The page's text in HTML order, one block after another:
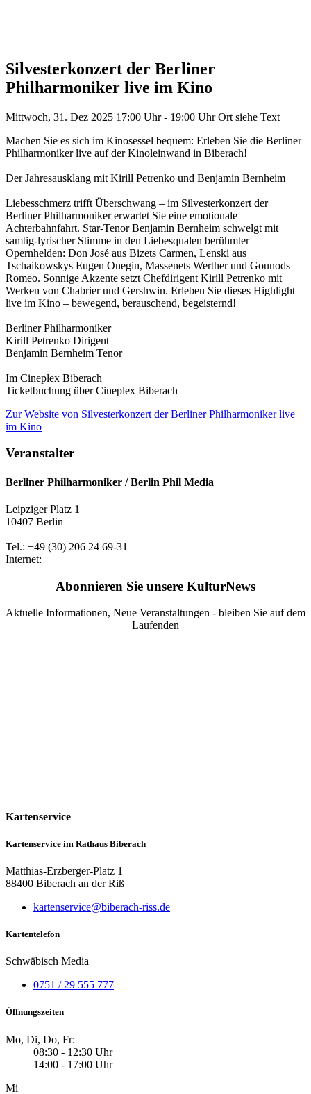
Silvesterkonzert der Berliner
Philharmoniker live im Kino
Mittwoch, 31. Dez 2025 17:00 Uhr - 19:00 Uhr Ort siehe Text
Machen Sie es sich im Kinosessel bequem: Erleben Sie die Berliner
Philharmoniker live auf der Kinoleinwand in Biberach!
Der Jahresausklang mit Kirill Petrenko und Benjamin Bernheim
Liebesschmerz trifft Überschwang – im Silvesterkonzert der
Berliner Philharmoniker erwartet Sie eine emotionale
Achterbahnfahrt. Star-Tenor Benjamin Bernheim schwelgt mit
samtig-lyrischer Stimme in den Liebesqualen berühmter
Opernhelden: Don José aus Bizets Carmen, Lenski aus
Tschaikowskys Eugen Onegin, Massenets Werther und Gounods
Romeo. Sonnige Akzente setzt Chefdirigent Kirill Petrenko mit
Werken von Chabrier und Gershwin. Erleben Sie dieses Highlight
live im Kino – bewegend, berauschend, begeisternd!
Berliner Philharmoniker
Kirill Petrenko Dirigent
Benjamin Bernheim Tenor
Im Cineplex Biberach
Ticketbuchung über Cineplex Biberach
Zur Website von Silvesterkonzert der Berliner Philharmoniker live
im Kino
Veranstalter
Berliner Philharmoniker / Berlin Phil Media
Leipziger Platz 1
10407 Berlin
Tel.: +49 (30) 206 24 69-31
Internet:
Abonnieren Sie unsere KulturNews
Aktuelle Informationen, Neue Veranstaltungen - bleiben Sie auf dem
Laufenden
Kartenservice
Kartenservice im Rathaus Biberach
Matthias-Erzberger-Platz 1
88400 Biberach an der Riß
kartenservice@biberach-riss.de
Kartentelefon
Schwäbisch Media
0751 / 29 555 777
Öffnungszeiten
Mo, Di, Do, Fr:
08:30 - 12:30 Uhr
14:00 - 17:00 Uhr
Mi